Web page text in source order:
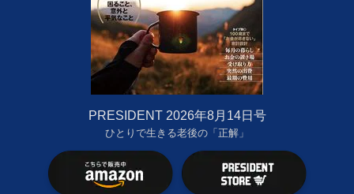
PRESIDENT 2026年8月14日号
ひとりで生きる老後の「正解」